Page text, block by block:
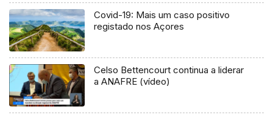
Covid-19: Mais um caso positivo
registado nos Açores
Celso Bettencourt continua a liderar
a ANAFRE (vídeo)